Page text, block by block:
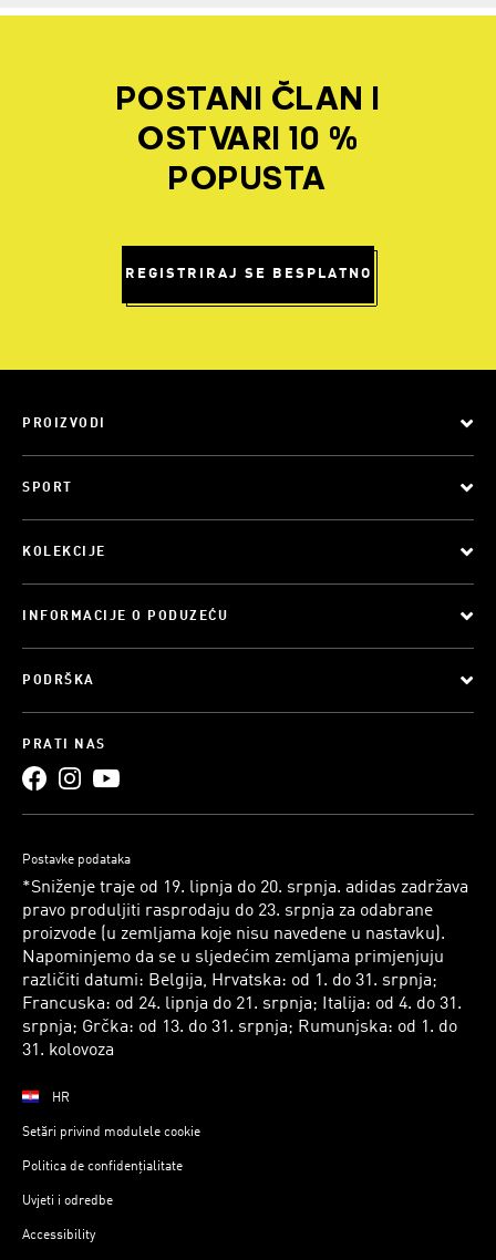
POSTANI ČLAN I
OSTVARI 10 %
POPUSTA
REGISTRIRAJ SE BESPLATNO
PROIZVODI
SPORT
KOLEKCIJE
INFORMACIJE O PODUZEĆU
PODRŠKA
PRATI NAS
Postavke podataka
*Sniženje traje od 19. lipnja do 20. srpnja. adidas zadržava
pravo produljiti rasprodaju do 23. srpnja za odabrane
proizvode (u zemljama koje nisu navedene u nastavku).
Napominjemo da se u sljedećim zemljama primjenjuju
različiti datumi: Belgija, Hrvatska: od 1. do 31. srpnja;
Francuska: od 24. lipnja do 21. srpnja; Italija: od 4. do 31.
srpnja; Grčka: od 13. do 31. srpnja; Rumunjska: od 1. do
31. kolovoza
HR
Setări privind modulele cookie
Politica de confidențialitate
Uvjeti i odredbe
Accessibility